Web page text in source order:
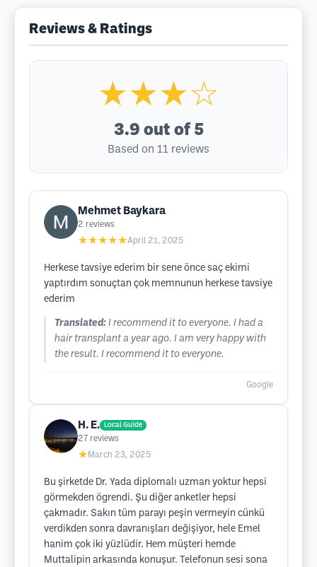
Reviews & Ratings
★★★☆
3.9 out of 5
Based on 11 reviews
Mehmet Baykara
2 reviews
★★★★★April 21, 2025
Herkese tavsiye ederim bir sene önce saç ekimi
yaptırdım sonuçtan çok memnunun herkese tavsiye
ederim
Translated: I recommend it to everyone. I had a
hair transplant a year ago. I am very happy with
the result. I recommend it to everyone.
Google
H. E. Local Guide
27 reviews
★ March 23, 2025
Bu şirketde Dr. Yada diplomalı uzman yoktur hepsi
görmekden ögrendi. Şu diğer anketler hepsi
çakmadır. Sakın tüm parayı peşin vermeyin cünkü
verdikden sonra davranışları değişiyor, hele Emel
hanim çok iki yüzlüdir. Hem müşteri hemde
Muttalipin arkasında konuşur. Telefonun sesi sona